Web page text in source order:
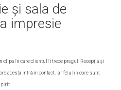
și sala de
impresie
clipa în care clientul îi trece pragul. Recepția și
acesta intră în contact, iar felul în care sunt